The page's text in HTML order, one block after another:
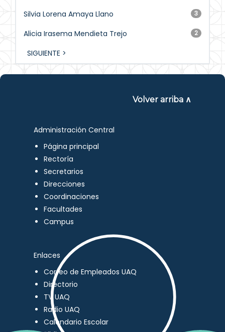
3
Silvia Lorena Amaya Llano
2
Alicia Irasema Mendieta Trejo
SIGUIENTE >
Volver arriba ∧
Administración Central
Página principal
Rectoría
Secretarios
Direcciones
Coordinaciones
Facultades
Campus
Enlaces
Correo de Empleados UAQ
Directorio
TV UAQ
Radio UAQ
Calendario Escolar